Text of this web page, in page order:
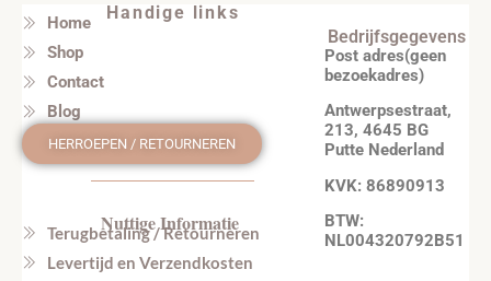
Handige links
Home
Shop
Contact
Blog
HERROEPEN / RETOURNEREN
Nuttige Informatie
Terugbetaling / Retourneren
Levertijd en Verzendkosten
Bedrijfsgegevens
Post adres(geen
bezoekadres)
Antwerpsestraat,
213, 4645 BG
Putte Nederland
KVK: 86890913
BTW:
NL004320792B51